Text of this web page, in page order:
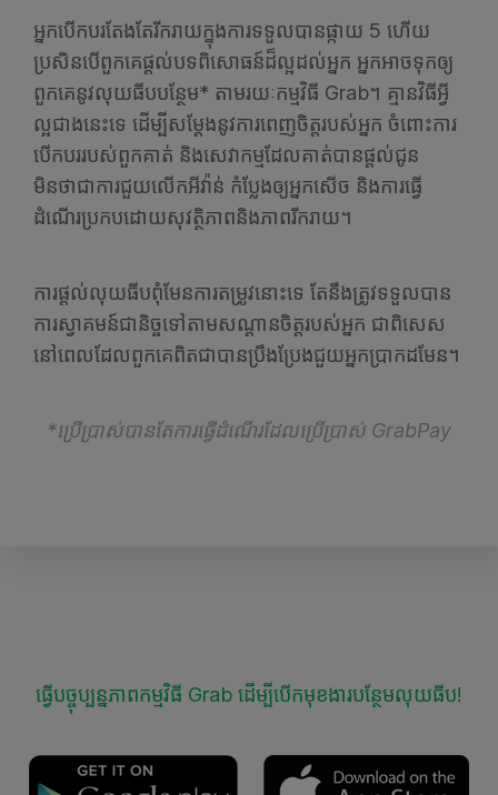
អ្នកបើកបរតែងតែរីករាយក្នុងការទទួលបានផ្កាយ 5 ហើយ
ប្រសិនបើពួកគេផ្តល់បទពិសោធន៍ដ៏ល្អដល់អ្នក អ្នកអាចទុកឲ្យ
ពួកគេនូវលុយធីបបន្ថែម* តាមរយៈកម្មវិធី Grab។ គ្មានវិធីអ្វី
ល្អជាងនេះទេ ដើម្បីសម្តែងនូវការពេញចិត្តរបស់អ្នក ចំពោះការ
បើកបររបស់ពួកគាត់ និងសេវាកម្មដែលគាត់បានផ្ដល់ជូន
មិនថាជាការជួយលើកអីវ៉ាន់ កំប្លែងឲ្យអ្នកសើច និងការធ្វើ
ដំណើរប្រកបដោយសុវត្ថិភាពនិងភាពរីករាយ។
ការផ្តល់លុយធីបពុំមែនការតម្រូវនោះទេ តែនឹងត្រូវទទួលបាន
ការស្វាគមន៍ជានិច្ចទៅតាមសណ្ដានចិត្តរបស់អ្នក ជាពិសេស
នៅពេលដែលពួកគេពិតជាបានប្រឹងប្រែងជួយអ្នកប្រាកដមែន។
*ប្រើប្រាស់បានតែការធ្វើដំណើរដែលប្រើប្រាស់ GrabPay
ធ្វើបច្ចុប្បន្នភាពកម្មវិធី Grab ដើម្បីបើកមុខងារបន្ថែមលុយធីប!